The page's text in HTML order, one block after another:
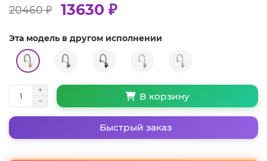
20460 ₽ 13630 ₽
Эта модель в другом исполнении
В корзину
Быстрый заказ